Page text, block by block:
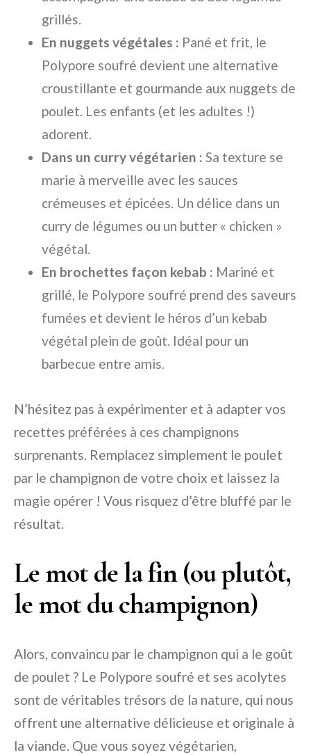
grillés.
En nuggets végétales : Pané et frit, le
Polypore soufré devient une alternative
croustillante et gourmande aux nuggets de
poulet. Les enfants (et les adultes !)
adorent.
Dans un curry végétarien : Sa texture se
marie à merveille avec les sauces
crémeuses et épicées. Un délice dans un
curry de légumes ou un butter « chicken »
végétal.
En brochettes façon kebab : Mariné et
grillé, le Polypore soufré prend des saveurs
fumées et devient le héros d’un kebab
végétal plein de goût. Idéal pour un
barbecue entre amis.
N’hésitez pas à expérimenter et à adapter vos
recettes préférées à ces champignons
surprenants. Remplacez simplement le poulet
par le champignon de votre choix et laissez la
magie opérer ! Vous risquez d’être bluffé par le
résultat.
Le mot de la fin (ou plutôt,
le mot du champignon)
Alors, convaincu par le champignon qui a le goût
de poulet ? Le Polypore soufré et ses acolytes
sont de véritables trésors de la nature, qui nous
offrent une alternative délicieuse et originale à
la viande. Que vous soyez végétarien,